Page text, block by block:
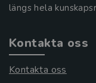
längs hela
Kontakta oss
Kontakta oss